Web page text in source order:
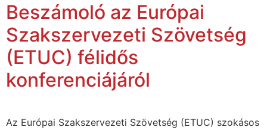
Beszámoló az Európai
Szakszervezeti Szövetség
(ETUC) félidős
konferenciájáról
Az Európai Szakszervezeti Szövetség (ETUC) szokásos